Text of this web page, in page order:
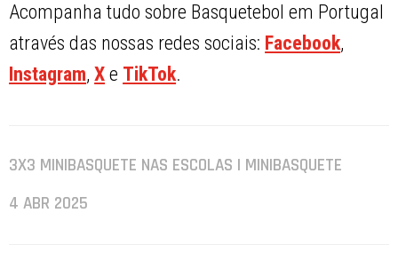
Acompanha tudo sobre Basquetebol em Portugal
através das nossas redes sociais: Facebook,
Instagram,X e TikTok.
3X3 MINIBASQUETE NAS ESCOLAS | MINIBASQUETE
4 ABR 2025